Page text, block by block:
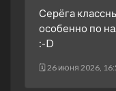
Серёга
особенно по
:-D
🗓 26 июня 2026,